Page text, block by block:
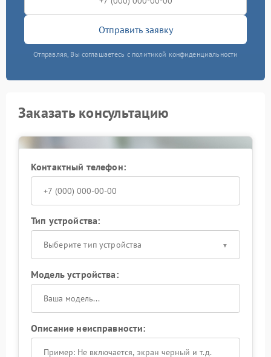
Отправить заявку
Отправляя, Вы соглашаетесь с политикой конфиденциальности
Заказать консультацию
Контактный телефон:
Тип устройства:
Выберите тип устройства
Модель устройства:
Описание неисправности: